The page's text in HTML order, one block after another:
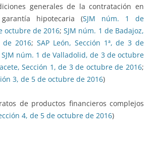
generales de la contratación en
hipotecaria (SJM núm. 1 de
octubre de 2016;SJM núm. 1 de Badajoz,
2016;SAP León, Sección 1ª, de 3 de
SJM núm. 1 de Valladolid, de 3 de octubre
Sección 1, de 3 de octubre de 2016;
3, de 5 de octubre de 2016)
de productos financieros complejos
4, de 5 de octubre de 2016)